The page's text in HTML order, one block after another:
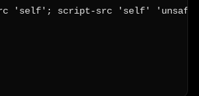
'self'; script-src 'self'